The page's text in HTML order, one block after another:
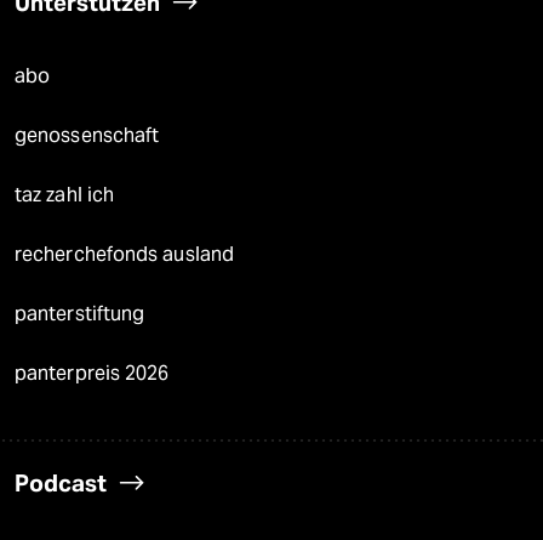
abo
genossenschaft
taz zahl ich
recherchefonds ausland
panterstiftung
panterpreis 2026
Podcast